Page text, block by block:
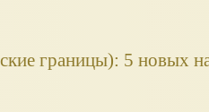
границы): 5 новых